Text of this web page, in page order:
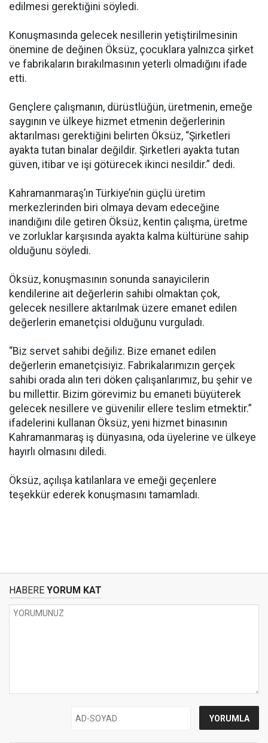
edilmesi gerektiğini söyledi.
Konuşmasında gelecek nesillerin yetiştirilmesinin
önemine de değinen Öksüz, çocuklara yalnızca şirket
ve fabrikaların bırakılmasının yeterli olmadığını ifade
etti.
Gençlere çalışmanın, dürüstlüğün, üretmenin, emeğe
saygının ve ülkeye hizmet etmenin değerlerinin
aktarılması gerektiğini belirten Öksüz, “Şirketleri
ayakta tutan binalar değildir. Şirketleri ayakta tutan
güven, itibar ve işi götürecek ikinci nesildir.” dedi.
Kahramanmaraş’ın Türkiye’nin güçlü üretim
merkezlerinden biri olmaya devam edeceğine
inandığını dile getiren Öksüz, kentin çalışma, üretme
ve zorluklar karşısında ayakta kalma kültürüne sahip
olduğunu söyledi.
Öksüz, konuşmasının sonunda sanayicilerin
kendilerine ait değerlerin sahibi olmaktan çok,
gelecek nesillere aktarılmak üzere emanet edilen
değerlerin emanetçisi olduğunu vurguladı.
“Biz servet sahibi değiliz. Bize emanet edilen
değerlerin emanetçisiyiz. Fabrikalarımızın gerçek
sahibi orada alın teri döken çalışanlarımız, bu şehir ve
bu millettir. Bizim görevimiz bu emaneti büyüterek
gelecek nesillere ve güvenilir ellere teslim etmektir.”
ifadelerini kullanan Öksüz, yeni hizmet binasının
Kahramanmaraş iş dünyasına, oda üyelerine ve ülkeye
hayırlı olmasını diledi.
Öksüz, açılışa katılanlara ve emeği geçenlere
teşekkür ederek konuşmasını tamamladı.
HABERE YORUM KAT